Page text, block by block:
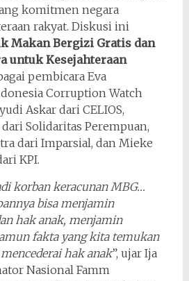
komitmen negara
rakyat. Diskusi ini
Makan Bergizi Gratis dan
untuk Kesejahteraan
pembicara Eva
Corruption Watch
Askar dari CELIOS,
Solidaritas Perempuan,
dari Imparsial, dan Mieke
KPI.
korban keracunan MBG…
bisa menjamin
hak anak, menjamin
fakta yang kita temukan
hak anak”, ujar Ija
Nasional Famm